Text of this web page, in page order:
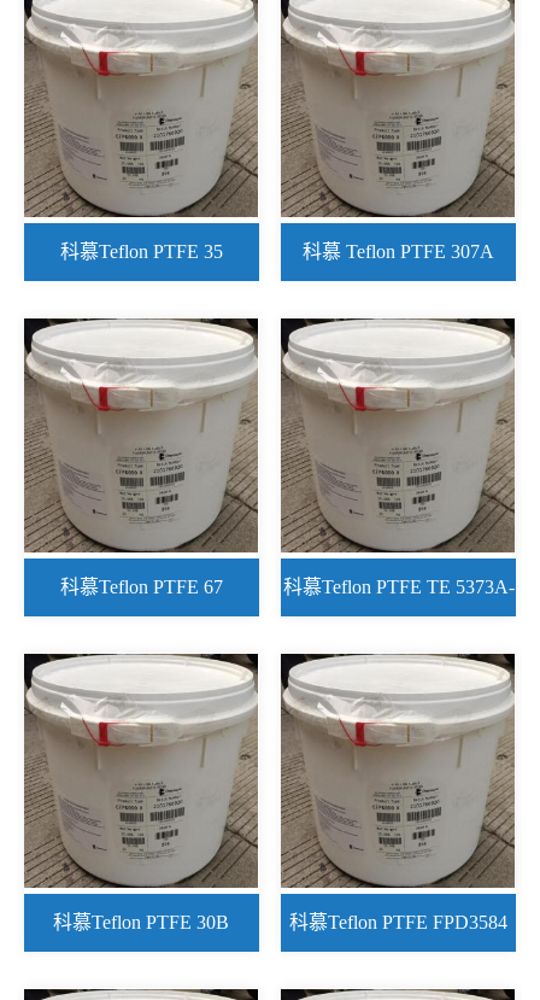
科慕Teflon PTFE 35 科慕 Teflon PTFE 307A
科慕Teflon PTFE 67 科慕Teflon PTFE TE 5373A-
科慕Teflon PTFE 30B 科慕Teflon PTFE FPD3584